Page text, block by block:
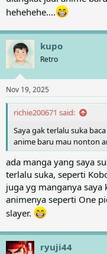
hehehehe....
kupo
Retro
Nov 19, 2025
richie200671 said:
Saya gak terlalu suka
anime baru mau nonton
ada manga yang saya
terlalu suka, seperti
juga yg manganya
animenya seperti One
slayer.
ryuji44